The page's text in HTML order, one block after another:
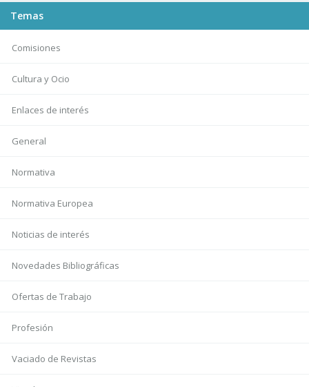
Temas
Comisiones
Cultura y Ocio
Enlaces de interés
General
Normativa
Normativa Europea
Noticias de interés
Novedades Bibliográficas
Ofertas de Trabajo
Profesión
Vaciado de Revistas